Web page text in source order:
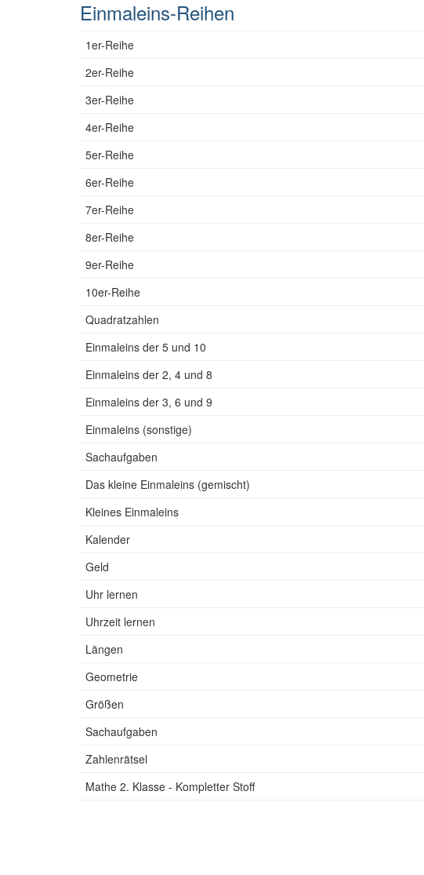
Einmaleins-Reihen
1er-Reihe
2er-Reihe
3er-Reihe
4er-Reihe
5er-Reihe
6er-Reihe
7er-Reihe
8er-Reihe
9er-Reihe
10er-Reihe
Quadratzahlen
Einmaleins der 5 und 10
Einmaleins der 2, 4 und 8
Einmaleins der 3, 6 und 9
Einmaleins (sonstige)
Sachaufgaben
Das kleine Einmaleins (gemischt)
Kleines Einmaleins
Kalender
Geld
Uhr lernen
Uhrzeit lernen
Längen
Geometrie
Größen
Sachaufgaben
Zahlenrätsel
Mathe 2. Klasse - Kompletter Stoff